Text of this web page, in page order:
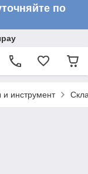
по
инструмент